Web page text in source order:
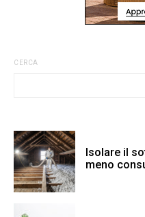
CERCA
Isolare il
meno